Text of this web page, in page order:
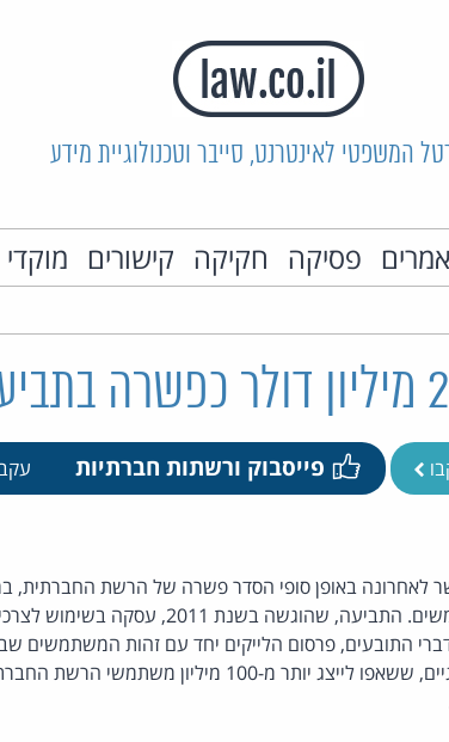
המשפטי לאינטרנט, סייבר וטכנולוגיית מידע
פסיקה חקיקה קישורים
פייסבוק ורשתות חברתיות
לאחרונה באופן סופי הסדר פשרה של הרשת החברתית,
נגדה ביחס לניצול "לייקים" של משתמשים. התביעה,
התובעים, פרסום הלייקים יחד עם זהות המשתמשים
ערך כלכלי משמעותי. התובעים הייצוגיים, ששאפו לייצג יותר מ-